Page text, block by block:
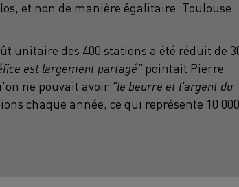
et non de manière égalitaire. Toulouse
unitaire des 400 stations a été réduit de
est largement partagé" pointait Pierre
ne pouvait avoir "le beurre et l'argent du
chaque année, ce qui représente 10 000